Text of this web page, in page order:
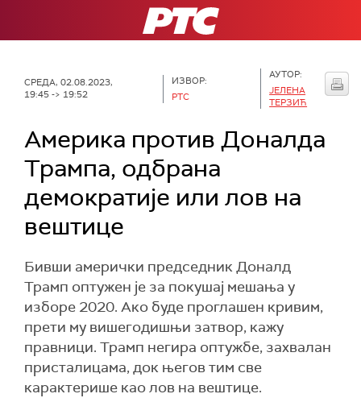
РТС
СРЕДА, 02.08.2023,
19:45 -> 19:52
ИЗВОР:
РТС
АУТОР:
ЈЕЛЕНА
ТЕРЗИЋ
Америка против Доналда
Трампа, одбрана
демократије или лов на
вештице
Бивши амерички председник Доналд
Трамп оптужен је за покушај мешања у
изборе 2020. Ако буде проглашен кривим,
прети му вишегодишњи затвор, кажу
правници. Трамп негира оптужбе, захвалан
присталицама, док његов тим све
карактерише као лов на вештице.